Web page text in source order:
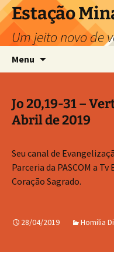
Pular
para
o
conteúdo
Estação
Um jeito novo de
Menu
Jo 20,19-31 –
Abril de 2019
Seu canal de
Parceria da PASCOM a
Coração Sagrado.
28/04/2019 Homilia